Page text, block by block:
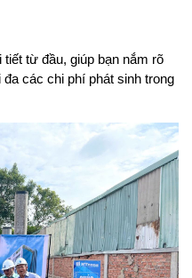
từ đầu, giúp bạn nắm rõ
các chi phí phát sinh trong